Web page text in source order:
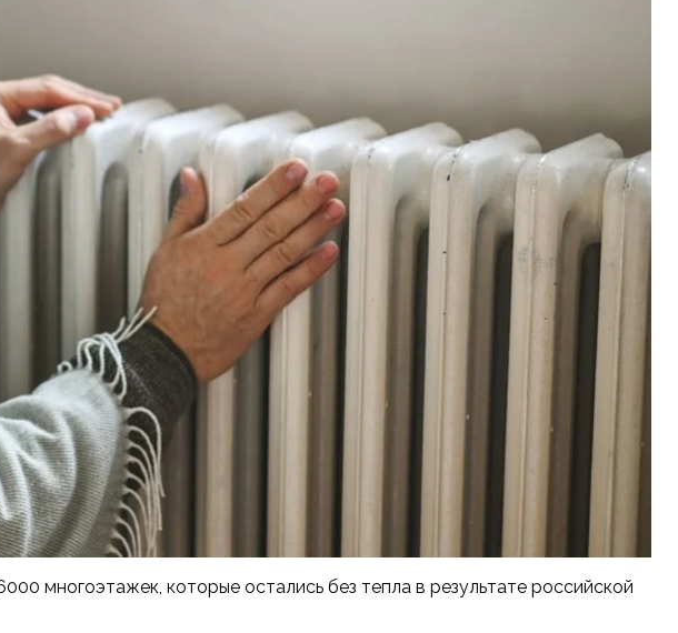
многоэтажек, которые остались без тепла в результате российской